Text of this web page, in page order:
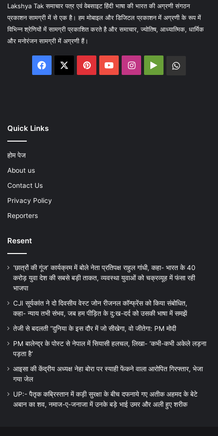
Lakshya Tak समाचार पत्र एवं वेबसाइट हिंदी भाषा की भारत की अग्रणी संगठन
प्रकाशन सामग्री में से एक है। हम मोबाइल और डिजिटल प्रकाशन में अग्रणी के रूप में
विभिन्न श्रेणियों में सामग्री प्रकाशित करते है और समाचार, ज्योतिष, आध्यात्मिक, धार्मिक
और मनोरंजन सामग्री में अग्रणी हैं।
Facebook PinterestYouTubeInstagram
Google
Quick Links
होम पेज
About us
Contact Us
Privacy Policy
Reporters
Resent
‘छात्रों की गूंज’ कार्यक्रम में बोले नेता प्रतिपक्ष राहुल गांधी, कहा- भारत के 40
करोड़ युवा देश की सबसे बड़ी ताकत, व्यवस्था युवाओं को चक्रव्यूह में फंसा रही
भाजपा
CJI सूर्यकांत ने दो दिवसीय वेस्ट जोन रीजनल कॉन्फ्रेंस को किया संबोधित,
कहा- न्याय तभी संभव, जब हम पीड़ित के दु:ख-दर्द को उसकी भाषा में समझें
तेजी से बदलती “दुनिया के इस दौर में जो सीखेगा, वो जीतेगा: PM मोदी
PM बालेन्द्र के पोस्ट से नेपाल में सियासी हलचल, लिखा- ‘कभी-कभी अकेले लड़ना
पड़ता है’
आइसा की केंद्रीय अध्यक्ष नेहा बोरा पर स्याही फेंकने वाला आरोपित गिरफ्तार, भेजा
गया जेल
UP:- पैतृक कब्रिस्तान में कड़ी सुरक्षा के बीच दफनाये गए अतीक अहमद के बेटे
अबान का शव, नमाज-ए-जनाजा में उनके बड़े भाई उमर और अली हुए शरीक